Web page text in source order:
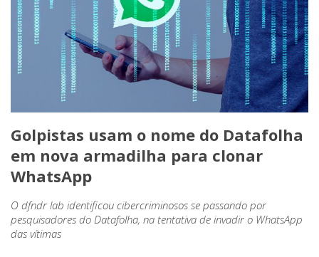
Golpistas usam o nome do Datafolha
em nova armadilha para clonar
WhatsApp
O dfndr lab identificou cibercriminosos se passando por
pesquisadores do Datafolha, na tentativa de invadir o WhatsApp
das vítimas